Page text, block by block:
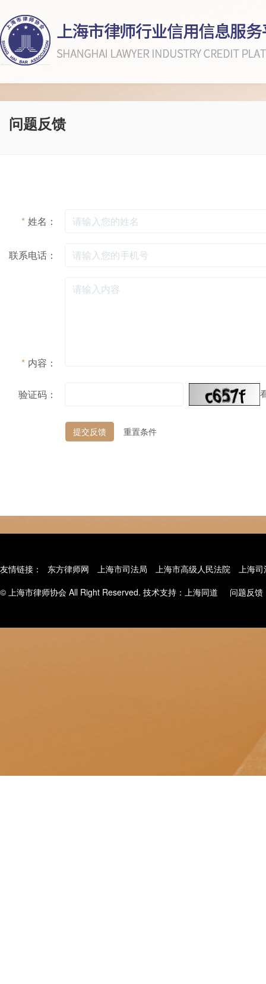
问题反馈
* 姓名：
联系电话：
* 内容：
验证码：
提交反馈 重置条件
友情链接： 东方律师网 上海市司法局 上海市高级人民法院
上海
© 上海市律师协会 All Right Reserved. 技术支持： 上海同道 问题反馈